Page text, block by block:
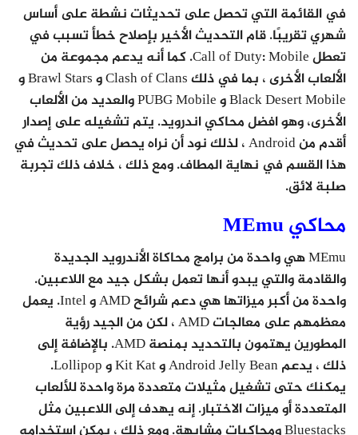
في القائمة التي تحصل على تحديثات نشطة على أساس
شهري تقريبًا. قام التحديث الأخير بإصلاح خطأ تسبب في
تعطل Call of Duty: Mobile. كما أنه يدعم مجموعة من
الألعاب الأخرى ، بما في ذلك Clash of Clans و Brawl Stars و
Black Desert Mobile و PUBG Mobile والعديد من الألعاب
الأخرى، وهو افضل محاكي اندرويد. يتم تشغيله على إصدار
أقدم من Android ، لذلك نود أن نراه يحصل على تحديث في
هذا القسم في نهاية المطاف. ومع ذلك ، خلاف ذلك تجربة
صلبة لائق.
محاكي MEmu
MEmu هي واحدة من برامج محاكاة الأندرويد الجديدة
والقادمة والتي يبدو أنها تعمل بشكل جيد مع اللاعبين.
واحدة من أكبر ميزاتها هي دعم شرائح AMD و Intel. يعمل
معظمهم على معالجات AMD ، لكن من الجيد رؤية
المطورين يهتمون بالتحديد بمنصة AMD. بالإضافة إلى
ذلك ، يدعم Android Jelly Bean و Kit Kat و Lollipop.
يمكنك حتى تشغيل مثيلات متعددة مرة واحدة للألعاب
المتعددة أو ميزات الاختبار. إنه يهدف إلى اللاعبين مثل